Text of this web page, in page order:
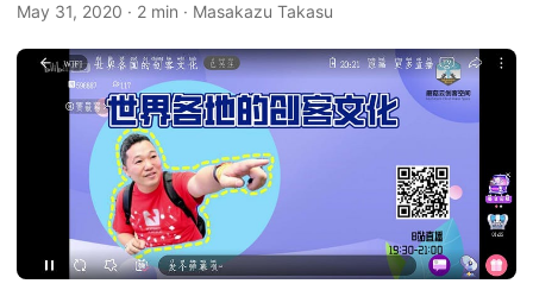
May 31, 2020 · 2 min · Masakazu Takasu